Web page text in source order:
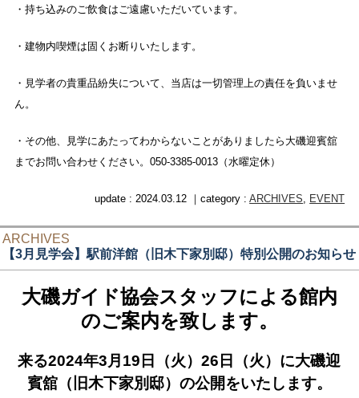
・持ち込みのご飲食はご遠慮いただいています。
・建物内喫煙は固くお断りいたします。
・見学者の貴重品紛失について、当店は一切管理上の責任を負いませ
ん。
・その他、見学にあたってわからないことがありましたら大磯迎賓舘
までお問い合わせください。050-3385-0013（水曜定休）
update : 2024.03.12 ｜category :ARCHIVES, EVENT
ARCHIVES
【3月見学会】駅前洋館（旧木下家別邸）特別公開のお知らせ
大磯ガイド協会スタッフによる館内
のご案内を致します。
来る2024年3月19日（火）26日（火）に大磯迎
賓舘（旧木下家別邸）の公開をいたします。